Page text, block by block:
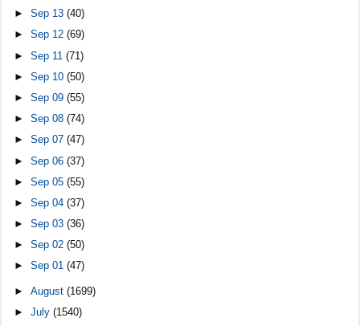
►Sep 13(40)
►Sep 12(69)
►Sep 11(71)
►Sep 10(50)
►Sep 09(55)
►Sep 08(74)
►Sep 07(47)
►Sep 06(37)
►Sep 05(55)
►Sep 04(37)
►Sep 03(36)
►Sep 02(50)
►Sep 01(47)
►August(1699)
►July(1540)